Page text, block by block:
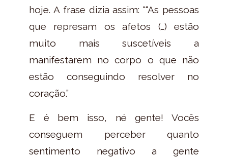
hoje. A frase dizia assim: ““As pessoas
que represam os afetos (…) estão
muito mais suscetíveis a
manifestarem no corpo o que não
estão conseguindo resolver no
coração.”
E é bem isso, né gente! Vocês
conseguem perceber quanto
sentimento negativo a gente